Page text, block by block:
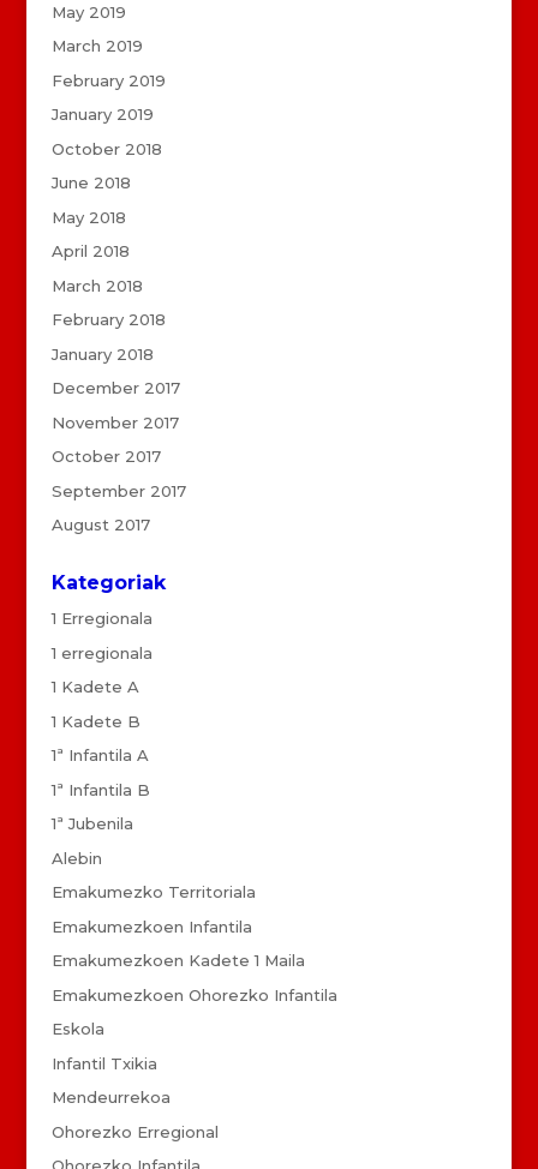
May 2019
March 2019
February 2019
January 2019
October 2018
June 2018
May 2018
April 2018
March 2018
February 2018
January 2018
December 2017
November 2017
October 2017
September 2017
August 2017
Kategoriak
1 Erregionala
1 erregionala
1 Kadete A
1 Kadete B
1ª Infantila A
1ª Infantila B
1ª Jubenila
Alebin
Emakumezko Territoriala
Emakumezkoen Infantila
Emakumezkoen Kadete 1 Maila
Emakumezkoen Ohorezko Infantila
Eskola
Infantil Txikia
Mendeurrekoa
Ohorezko Erregional